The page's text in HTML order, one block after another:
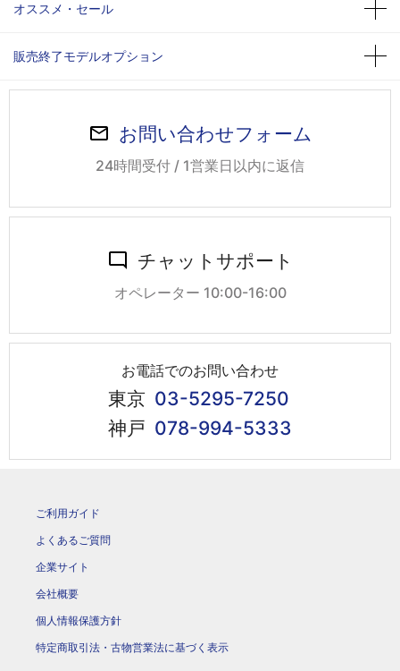
オススメ・セール
販売終了モデルオプション
お問い合わせフォーム
24時間受付 / 1営業日以内に返信
チャットサポート
オペレーター 10:00-16:00
お電話でのお問い合わせ
東京 03-5295-7250
神戸 078-994-5333
ご利用ガイド
よくあるご質問
企業サイト
会社概要
個人情報保護方針
特定商取引法・古物営業法に基づく表示